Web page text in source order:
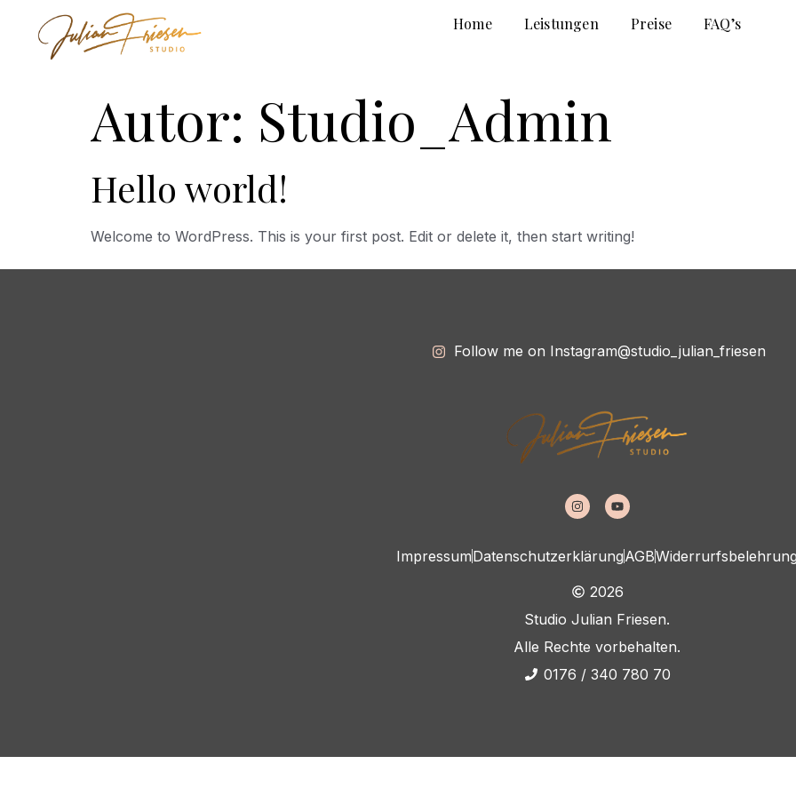
Home Leistungen Preise FAQ’s
Autor: Studio_Admin
Hello world!
Welcome to WordPress. This is your first post. Edit or delete it, then start writing!
Follow me on Instagram@studio_julian_friesen
ImpressumDatenschutzerklärungAGB
2026
Studio Julian Friesen.
Alle Rechte vorbehalten.
0176 / 340 780 70